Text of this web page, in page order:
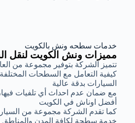
خدمات سطحه ونش بالكويت
مميزات ونش الكويت لنقل
تتميز الشركة بتوفير مجموعة من
كيفية التعامل مع السطحات
السيارات بدقة عالية
مع ضمان عدم احداث أي تلفيات
أفضل اوناش في الكويت
كما تقدم الشركة مجموعة من
خدمة سطحة لكافة المدن والمناطق